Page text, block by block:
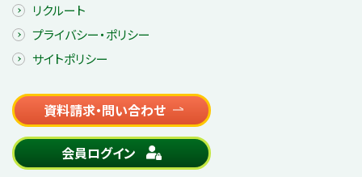
リクルート
プライバシー・ポリシー
サイトポリシー
資料請求・問い合わせ
会員ログイン